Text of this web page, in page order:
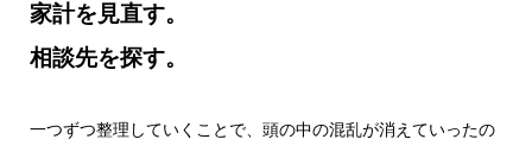
家計を見直す。
相談先を探す。
一つずつ整理していくことで、頭の中の混乱が消えていったの